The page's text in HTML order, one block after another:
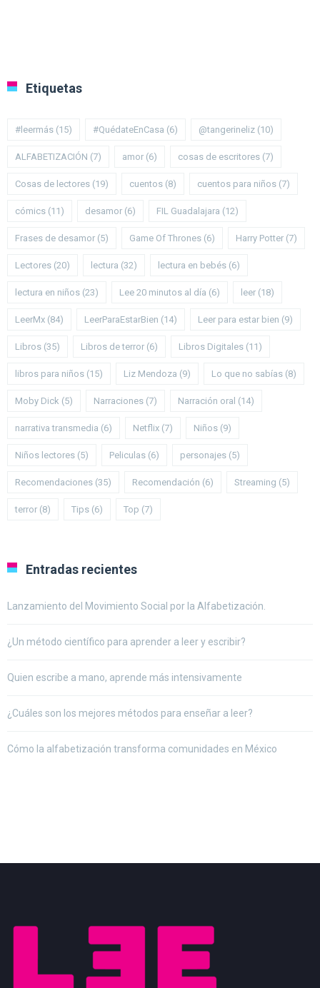
Etiquetas
#leermás (15) #QuédateEnCasa (6) @tangerineliz (10)
ALFABETIZACIÓN (7) amor (6) cosas de escritores (7)
Cosas de lectores (19) cuentos (8) cuentos para niños (7)
cómics (11) desamor (6) FIL Guadalajara (12)
Frases de desamor (5) Game Of Thrones (6) Harry Potter (7)
Lectores (20) lectura (32) lectura en bebés (6)
lectura en niños (23) Lee 20 minutos al día (6) leer (18)
LeerMx (84) LeerParaEstarBien (14) Leer para estar bien (9)
Libros (35) Libros de terror (6) Libros Digitales (11)
libros para niños (15) Liz Mendoza (9) Lo que no sabías (8)
Moby Dick (5) Narraciones (7) Narración oral (14)
narrativa transmedia (6) Netflix (7) Niños (9)
Niños lectores (5) Peliculas (6) personajes (5)
Recomendaciones (35) Recomendación (6) Streaming (5)
terror (8) Tips (6) Top (7)
Entradas recientes
Lanzamiento del Movimiento Social por la Alfabetización.
¿Un método científico para aprender a leer y escribir?
Quien escribe a mano, aprende más intensivamente
¿Cuáles son los mejores métodos para enseñar a leer?
Cómo la alfabetización transforma comunidades en México